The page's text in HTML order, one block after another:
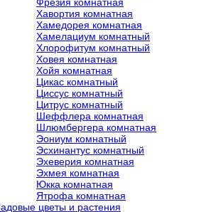
Фрезия комнатная
Хавортия комнатная
Хамедорея комнатная
Хамелациум комнатный
Хлорофитум комнатный
Ховея комнатная
Хойя комнатная
Цикас комнатный
Циссус комнатный
Цитрус комнатный
Шеффлера комнатная
Шлюмбергера комнатная
Эониум комнатный
Эсхинантус комнатный
Эхеверия комнатная
Эхмея комнатная
Юкка комнатная
Ятрофа комнатная
цветы и растения